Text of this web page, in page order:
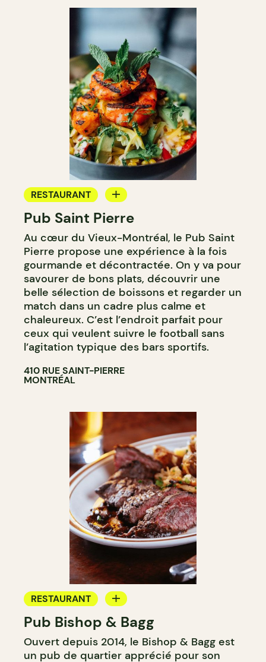
RESTAURANT
BAR
Pub Saint Pierre
Au cœur du Vieux-Montréal, le Pub Saint
Pierre propose une expérience à la fois
gourmande et décontractée. On y va pour
savourer de bons plats, découvrir une
belle sélection de boissons et regarder un
match dans un cadre plus calme et
chaleureux. C’est l’endroit parfait pour
ceux qui veulent suivre le football sans
l’agitation typique des bars sportifs.
410 RUE SAINT-PIERRE
MONTRÉAL
RESTAURANT
BAR
MICROBRASSERIE
Pub Bishop & Bagg
Ouvert depuis 2014, le Bishop & Bagg est
un pub de quartier apprécié pour son